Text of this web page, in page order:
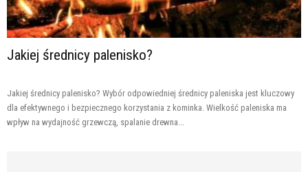
Jakiej średnicy palenisko?
Jakiej średnicy palenisko? Wybór odpowiedniej średnicy paleniska jest kluczowy
dla efektywnego i bezpiecznego korzystania z kominka. Wielkość paleniska ma
wpływ na wydajność grzewczą, spalanie drewna...